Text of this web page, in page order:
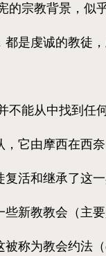
宗教背景，似
是虔诚的教徒
从中找到任何
它由摩西在西
活和继承了这
新教教会（主
称为教会约法